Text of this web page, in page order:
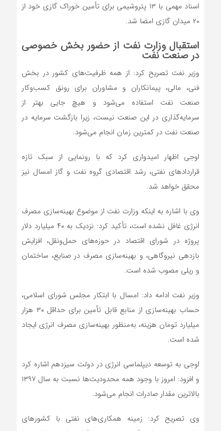
اسناد مهمی با ۱۳ پتروشیمی برای تأمین خوراک گازی خود از
۲۰ میدان گازی امضا شد.
استقبال وزارت نفت از حضور بخش خصوصی
در صنعت نفت
وزیر نفت تصریح کرد: از همه ظرفیت‌های کشور در بخش
فنی، مالی، پیمانکاران و مشاوران برای رونق کسب‌وکار
صنعت نفت استفاده می‌شود و هیچ جایی بهتر از
سرمایه‌گذاری در این صنعت نیست، زیرا بازگشت سرمایه در
صنعت نفت در کمترین زمان انجام می‌شود.
اوجی اظهار امیدواری کرد که با رونمایی از سبک تازه
قراردادهای نفتی، رشد اقتصادی گروه نفت و گاز امسال نیز
محقق خواهد شد.
وی با اشاره به اینکه وزارت نفت از موضوع بهینه‌سازی مصرف
انرژی غافل نشده است، تأکید کرد: نزدیک به ۴۰ میلیارد دلار
پروژه در شورای اقتصاد در حوزه‌های حمل‌ونقل، افزایش
بازدهی نیروگاهی، و بهینه‌سازی مصرف در صنایع، ساختمان
و ریلی مصوب شده است.
وزیر نفت ادامه داد: امسال با ابتکار مجلس شورای اسلامی،
حساب بهینه‌سازی از منابع قابل تأمین برای حداقل ۳۰ هزار
میلیارد تومان هزینه، به‌منظور بهینه‌سازی مصرف انرژی ایجاد
شده است.
اوجی به توسعه دیپلماسی انرژی در دولت سیزدهم اشاره کرد
و افزود: امروز با وجود همه محدودیت‌ها نسبت به سال ۱۳۹۷
بالاترین مقدار صادرات انجام می‌شود.
وی تصریح کرد: زمینه همکاری‌های نفتی با کشورهای